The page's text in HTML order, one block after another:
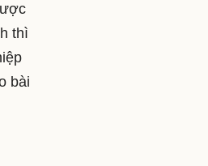
thì
bài